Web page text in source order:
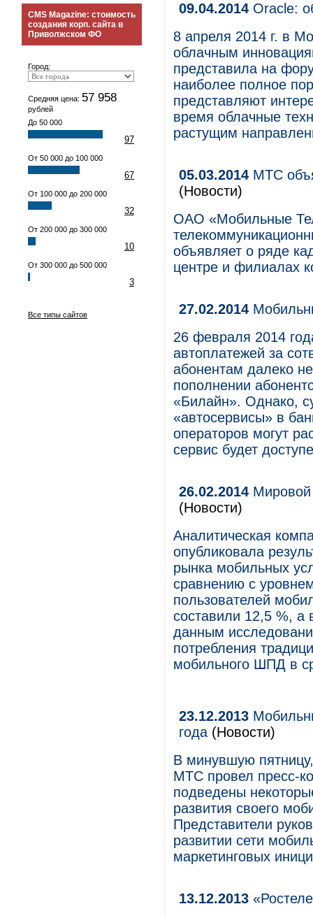
CMS Magazine: стоимость
создания корп. сайта в
Приволжском ФО
Город:
Средняя цена: 57 958
рублей
До 50 000
97
От 50 000 до 100 000
67
От 100 000 до 200 000
32
От 200 000 до 300 000
10
От 300 000 до 500 000
3
Все типы сайтов
09.04.2014 Oracle:
8 апреля 2014 г. в
облачным
представила на
наиболее полное
представляют
время облачные
растущим
05.03.2014 МТС
(Новости)
ОАО «Мобильные
объявляет о ряде
центре и филиалах
27.02.2014
26 февраля 2014
автоплатежей за
абонентам далеко
пополнении
«Билайн». Однако,
«автосервисы» в
операторов могут
сервис будет
26.02.2014 Мировой
(Новости)
Аналитическая
опубликовала
рынка мобильных
сравнению с
пользователей
составили 12,5 %, а
данным
потребления
мобильного ШПД в
23.12.2013
года (Новости)
В минувшую
МТС провел пресс-
подведены
развития своего
Представители
развитии сети
маркетинговых
13.12.2013